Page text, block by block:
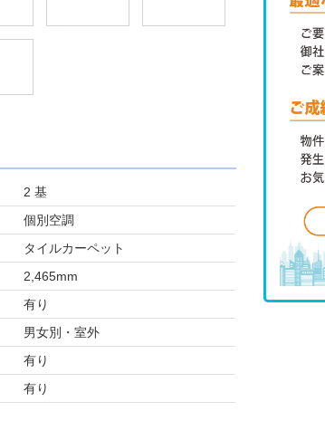
2 基
個別空調
タイルカーペット
2,465mm
有り
男女別・室外
有り
有り